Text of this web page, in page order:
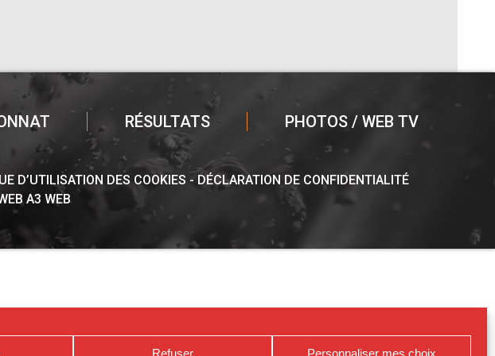
Refuser Personnaliser mes choix
RÉSULTATS PHOTOS / WEB TV
D’UTILISATION DES COOKIES
DÉCLARATION DE CONFIDENTIALITÉ
A3 WEB